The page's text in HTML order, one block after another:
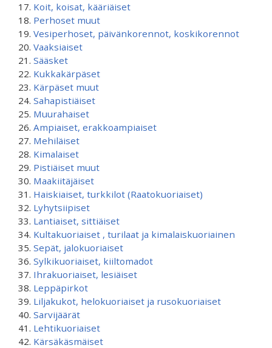
Koit, koisat, kääriäiset
Perhoset muut
Vesiperhoset, päivänkorennot, koskikorennot
Vaaksiaiset
Sääsket
Kukkakärpäset
Kärpäset muut
Sahapistiäiset
Muurahaiset
Ampiaiset, erakkoampiaiset
Mehiläiset
Kimalaiset
Pistiäiset muut
Maakiitäjäiset
Haiskiaiset, turkkilot (Raatokuoriaiset)
Lyhytsiipiset
Lantiaiset, sittiäiset
Kultakuoriaiset , turilaat ja kimalaiskuoriainen
Sepät, jalokuoriaiset
Sylkikuoriaiset, kiiltomadot
Ihrakuoriaiset, lesiäiset
Leppäpirkot
Liljakukot, helokuoriaiset ja rusokuoriaiset
Sarvijäärät
Lehtikuoriaiset
Kärsäkäsmäiset